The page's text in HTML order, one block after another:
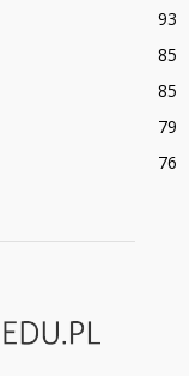
93
85
85
79
76